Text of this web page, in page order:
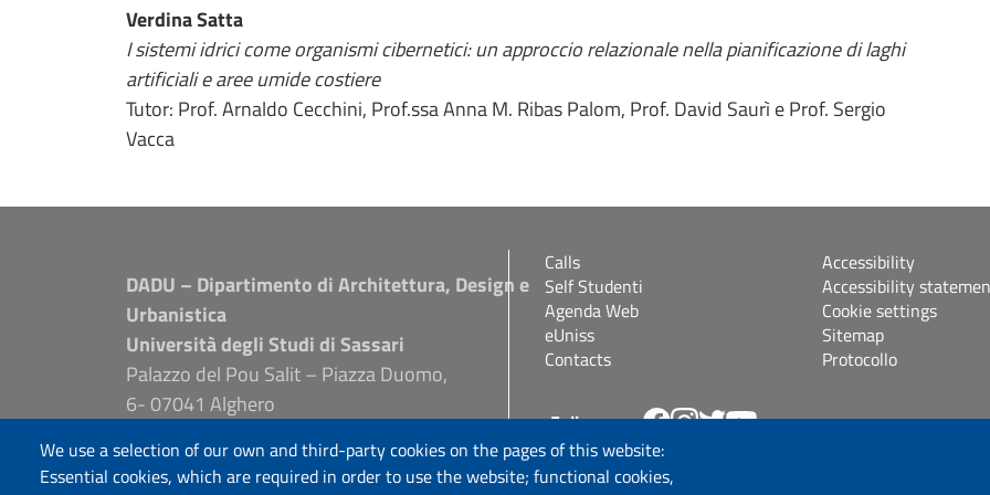
We use a selection of our own and third-party cookies on the pages of this website:
Essential cookies, which are required in order to use the website; functional cookies,
Verdina Satta
I sistemi idrici come organismi cibernetici: un approccio relazionale nella pianificazione di laghi
artificiali e aree umide costiere
Tutor: Prof. Arnaldo Cecchini, Prof.ssa Anna M. Ribas Palom, Prof. David Saurì e Prof. Sergio
Vacca
DADU – Dipartimento di Architettura, Design e
Urbanistica
Università degli Studi di Sassari
Palazzo del Pou Salit – Piazza Duomo,
6- 07041 Alghero
aaadip@uniss.it
Calls
Self Studenti
Agenda Web
eUniss
Contacts
Accessibility
Accessibility
Cookie settings
Sitemap
Protocollo
Follow us